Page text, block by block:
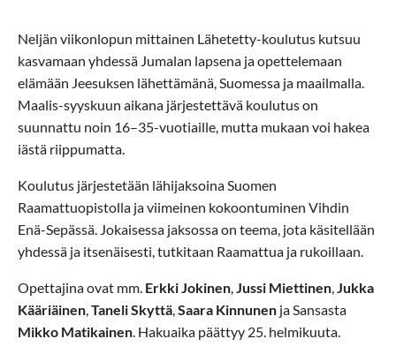
Neljän viikonlopun mittainen Lähetetty-koulutus kutsuu
kasvamaan yhdessä Jumalan lapsena ja opettelemaan
elämään Jeesuksen lähettämänä, Suomessa ja maailmalla.
Maalis-syyskuun aikana järjestettävä koulutus on
suunnattu noin 16–35-vuotiaille, mutta mukaan voi hakea
iästä riippumatta.
Koulutus järjestetään lähijaksoina Suomen
Raamattuopistolla ja viimeinen kokoontuminen Vihdin
Enä-Sepässä. Jokaisessa jaksossa on teema, jota käsitellään
yhdessä ja itsenäisesti, tutkitaan Raamattua ja rukoillaan.
Opettajina ovat mm. Erkki Jokinen,Jussi Miettinen,Jukka
Kääriäinen,Taneli Skyttä,Saara Kinnunen ja Sansasta
Mikko Matikainen. Hakuaika päättyy 25. helmikuuta.